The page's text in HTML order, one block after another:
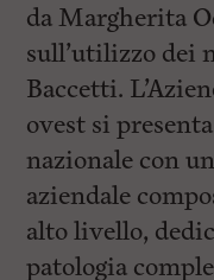
da Margherita
sull’utilizzo dei
Baccetti.
ovest si
nazionale con
aziendale
alto livello,
patologia